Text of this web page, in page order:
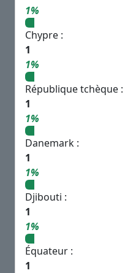
1%
Chypre :
1
1%
République tchèque :
1
1%
Danemark :
1
1%
Djibouti :
1
1%
Équateur :
1